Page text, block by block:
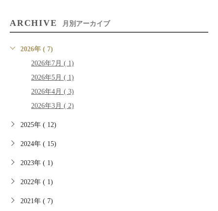
ARCHIVE 月別アーカイブ
2026年 ( 7)
2026年7月 ( 1)
2026年5月 ( 1)
2026年4月 ( 3)
2026年3月 ( 2)
2025年 ( 12)
2024年 ( 15)
2023年 ( 1)
2022年 ( 1)
2021年 ( 7)